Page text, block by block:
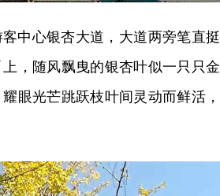
中心银杏大道，大道两旁笔直挺
，随风飘曳的银杏叶似一只只金
眼光芒跳跃枝叶间灵动而鲜活，